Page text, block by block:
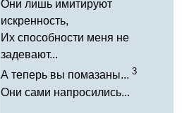
Они лишь имитируют
искренность,
Их способности меня не
задевают...
А теперь вы помазаны... 3
Они сами напросились...